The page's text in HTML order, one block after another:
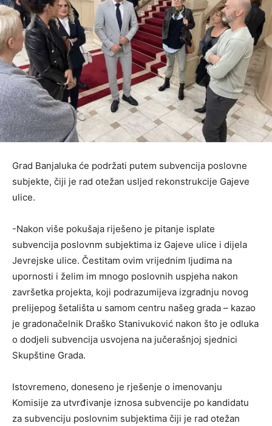
Grad Banjaluka će podržati putem subvencija poslovne
subjekte, čiji je rad otežan usljed rekonstrukcije Gajeve
ulice.
-Nakon više pokušaja riješeno je pitanje isplate
subvencija poslovnm subjektima iz Gajeve ulice i dijela
Jevrejske ulice. Čestitam ovim vrijednim ljudima na
upornosti i želim im mnogo poslovnih uspjeha nakon
završetka projekta, koji podrazumijeva izgradnju novog
prelijepog šetališta u samom centru našeg grada – kazao
je gradonačelnik Draško Stanivuković nakon što je odluka
o dodjeli subvencija usvojena na jučerašnjoj sjednici
Skupštine Grada.
Istovremeno, doneseno je rješenje o imenovanju
Komisije za utvrđivanje iznosa subvencije po kandidatu
za subvenciju poslovnim subjektima čiji je rad otežan